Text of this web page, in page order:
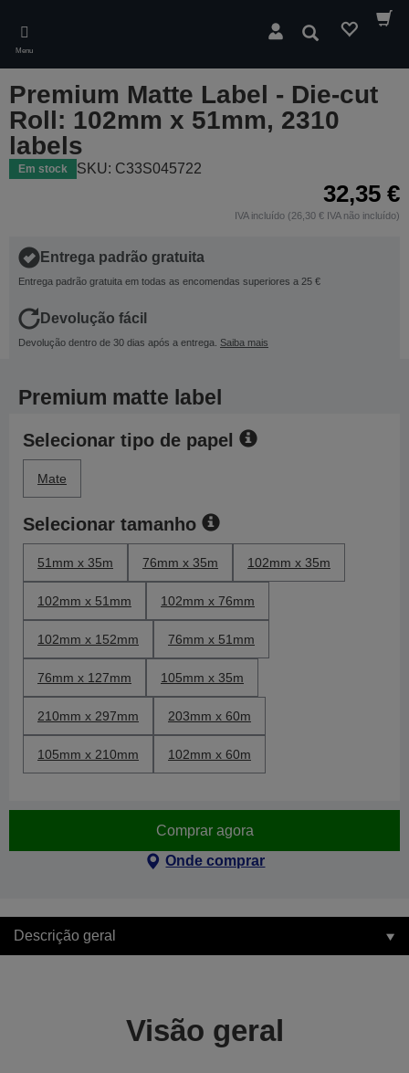
main
content
Menu
Pesquisar
Premium Matte Label - Die-cut
Roll: 102mm x 51mm, 2310
labels
Em stock SKU: C33S045722
32,35 €
IVA incluído (26,30 € IVA não incluído)
Entrega padrão gratuita
Entrega padrão gratuita em todas as encomendas superiores a 25 €
Devolução fácil
Devolução dentro de 30 dias após a entrega. Saiba mais
Premium matte label
Selecionar tipo de papel
Mate
Selecionar tamanho
51mm x 35m 76mm x 35m 102mm x 35m
102mm x 51mm 102mm x 76mm
102mm x 152mm 76mm x 51mm
76mm x 127mm 105mm x 35m
210mm x 297mm 203mm x 60m
105mm x 210mm 102mm x 60m
Comprar agora
Onde comprar
Descrição geral
Visão geral